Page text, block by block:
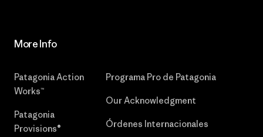
More Info
Patagonia Action
Works™
Patagonia
Provisions®
Programa Pro de Patagonia
Our Acknowledgment
Órdenes Internacionales